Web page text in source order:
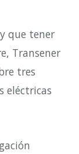
que tener
Transener
tres
eléctricas